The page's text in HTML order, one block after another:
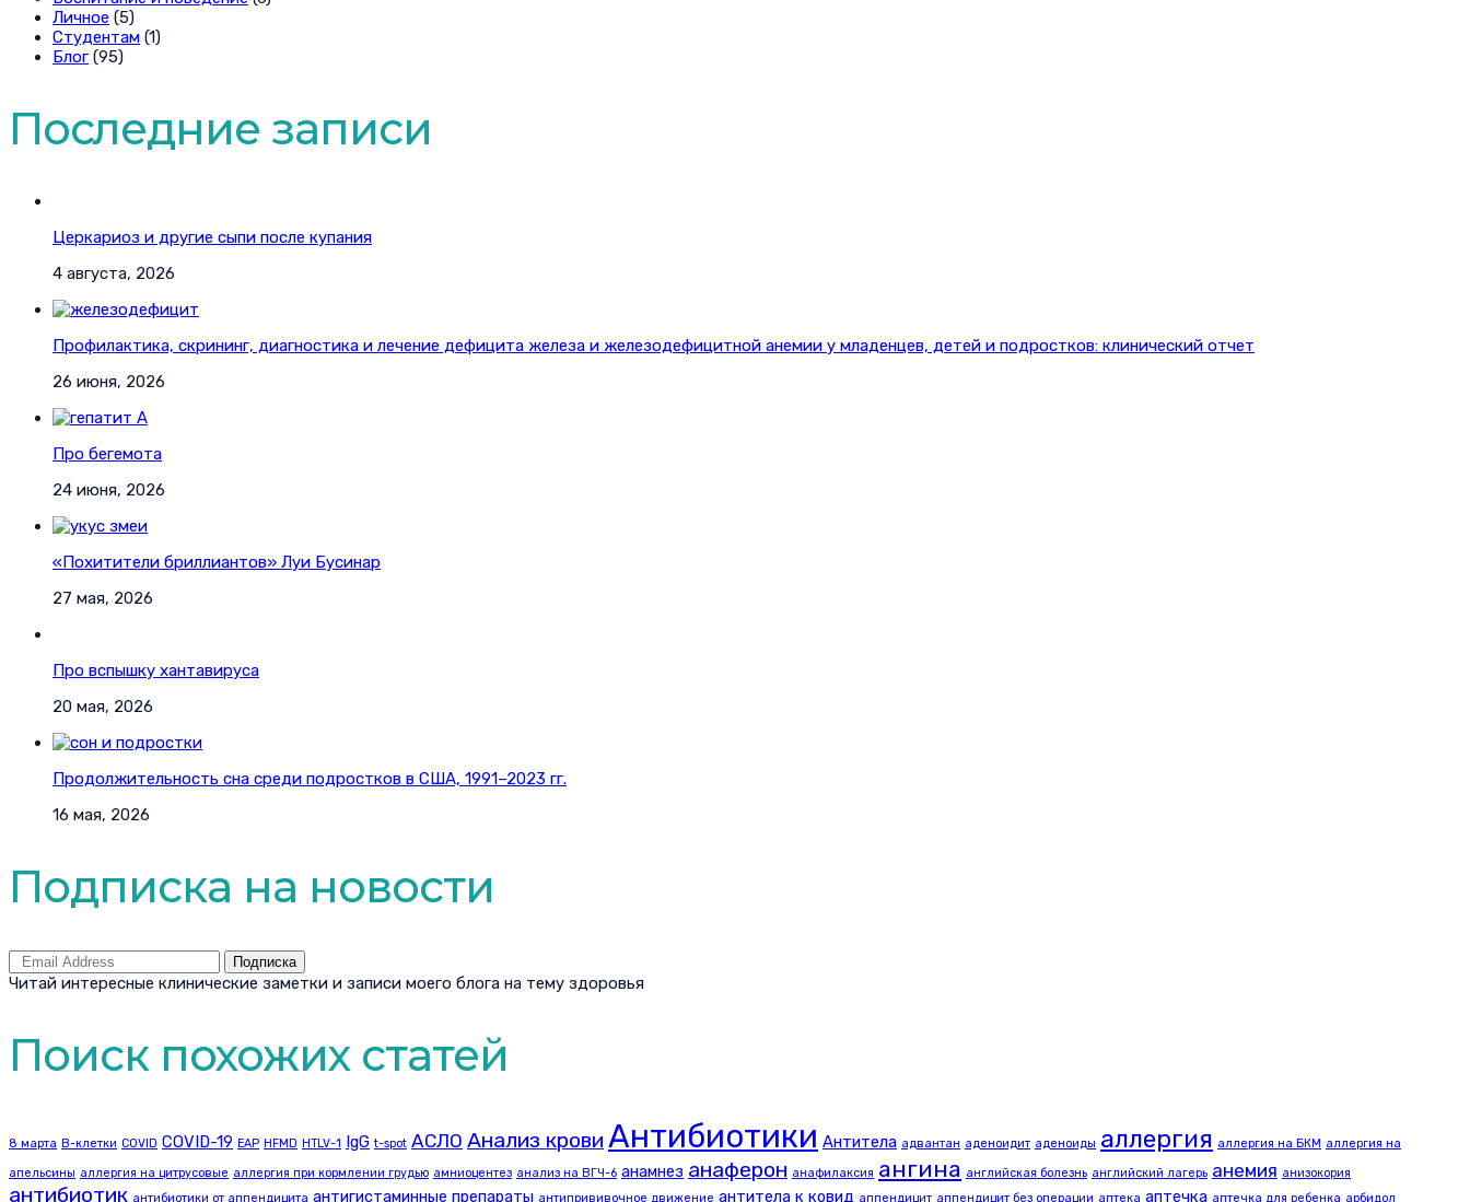
Личное (5)
Студентам (1)
Блог (95)
Последние записи
Церкариоз и другие сыпи после купания
4 августа, 2026
Профилактика, скрининг, диагностика и лечение дефицита железа и железодефицитной анемии у младенцев, детей и подростков: клинический отчет
26 июня, 2026
Про бегемота
24 июня, 2026
«Похитители бриллиантов» Луи Бусинар
27 мая, 2026
Про вспышку хантавируса
20 мая, 2026
Продолжительность сна среди подростков в США, 1991–2023 гг.
16 мая, 2026
Подписка на новости
Подписка
Читай интересные клинические заметки и записи моего блога на тему здоровья
Поиск похожих статей
8 марта B-клетки COVID COVID-19 EAP HFMD HTLV-1 IgG t-spot АСЛО Анализ крови Антибиотики Антитела адвантан аденоидит аденоиды аллергия аллергия на БКМ аллергия на
апельсины аллергия на цитрусовые аллергия при кормлении грудью амниоцентез анализ на ВГЧ-6 анамнез анаферон анафилаксия ангина английская болезнь английский лагерь анемия анизокория
антибиотик антибиотики от аппендицита антигистаминные препараты антипрививочное движение антитела к ковид аппендицит аппендицит без операции аптека аптечка аптечка для ребенка арбидол